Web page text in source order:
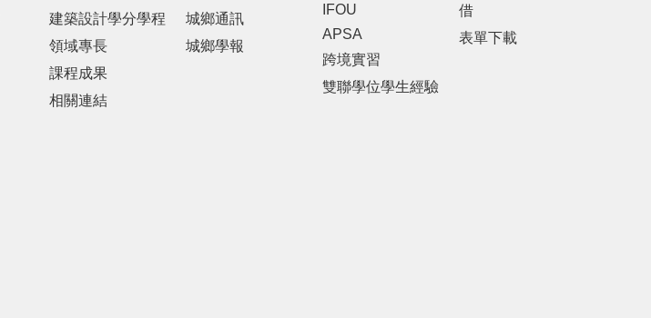
建築設計學分學程
領域專長
課程成果
相關連結
城鄉通訊
城鄉學報
IFOU
APSA
跨境實習
雙聯學位學生經驗
借
表單下載